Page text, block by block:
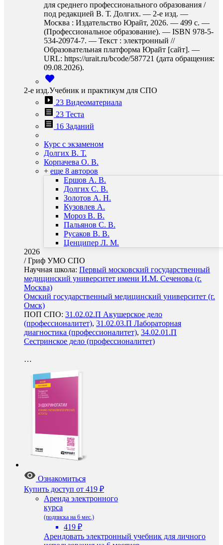
для среднего профессионального образования /
под редакцией В. Т. Долгих. — 2-е изд. —
Москва : Издательство Юрайт, 2026. — 499 с. —
(Профессиональное образование). — ISBN 978-5-
534-20974-7. — Текст : электронный //
Образовательная платформа Юрайт [сайт]. —
URL: https://urait.ru/bcode/587721 (дата обращения:
09.08.2026).
2-е изд.Учебник и практикум для СПО
23 Видеоматериала
23 Теста
16 Заданий
Курс с экзаменом
Долгих В. Т.
Корпачева О. В.
+ еще 8 авторов
Ершов А. В.
Долгих С. В.
Золотов А. Н.
Кузовлев А.
Мороз В. В.
Пальянов С. В.
Русаков В. В.
Ценципер Л. М.
2026
/Гриф УМО СПО
Научная школа: Первый московский государственный
медицинский университет имени И.М. Сеченова (г.
Москва)
Омский государственный медицинский университет (г.
Омск)
ПОП СПО: 31.02.02.П Акушерское дело
(профессионалитет), 31.02.03.П Лабораторная
диагностика (профессионалитет), 34.02.01.П
Сестринское дело (профессионалитет)
…
Ознакомиться
Купить доступ от 419 ₽
Аренда электронного
курса
(подписка на 6 мес.)
419 ₽
Арендовать электронный учебник для личного